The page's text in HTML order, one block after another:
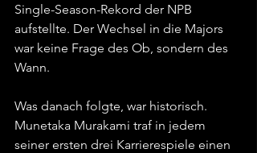
Single-Season-Rekord der NPB
aufstellte. Der Wechsel in die Majors
war keine Frage des Ob, sondern des
Wann.
Was danach folgte, war historisch.
Munetaka Murakami traf in jedem
seiner ersten drei Karrierespiele einen